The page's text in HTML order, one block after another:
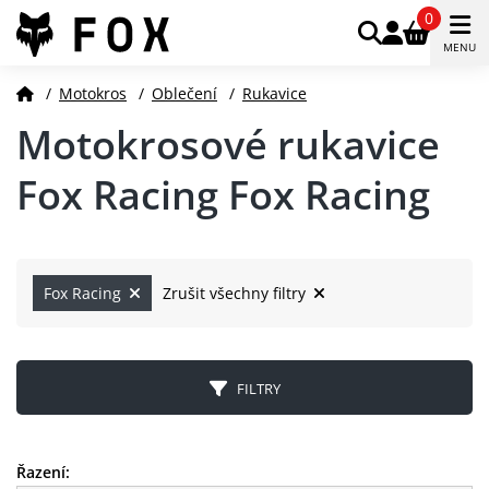
0
MENU
/ Motokros / Oblečení / Rukavice
Motokrosové rukavice
Fox Racing Fox Racing
Fox Racing Zrušit všechny filtry
FILTRY
Řazení: